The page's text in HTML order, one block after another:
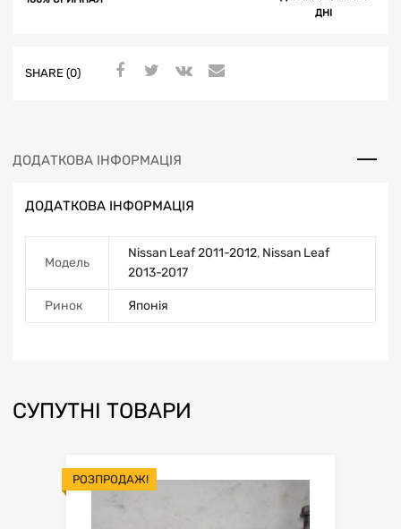
ДНІ
SHARE (0)
ДОДАТКОВА ІНФОРМАЦІЯ
ДОДАТКОВА ІНФОРМАЦІЯ
Модель
Nissan Leaf 2011-2012, Nissan Leaf
2013-2017
Ринок Японія
СУПУТНІ ТОВАРИ
РОЗПРОДАЖ!